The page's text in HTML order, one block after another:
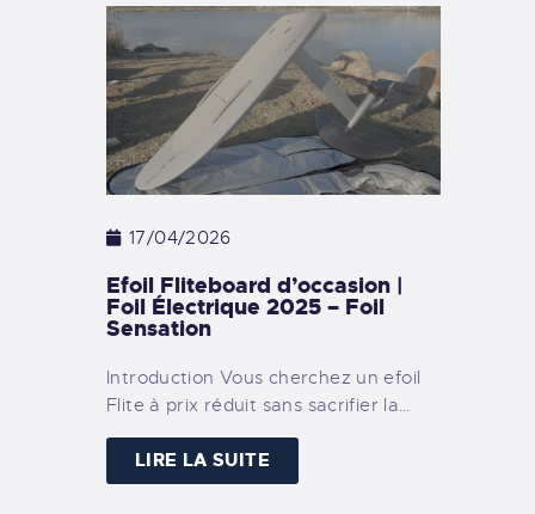
17/04/2026
Efoil Fliteboard d’occasion |
Foil Électrique 2025 – Foil
Sensation
Introduction Vous cherchez un efoil
Flite à prix réduit sans sacrifier la…
LIRE LA SUITE